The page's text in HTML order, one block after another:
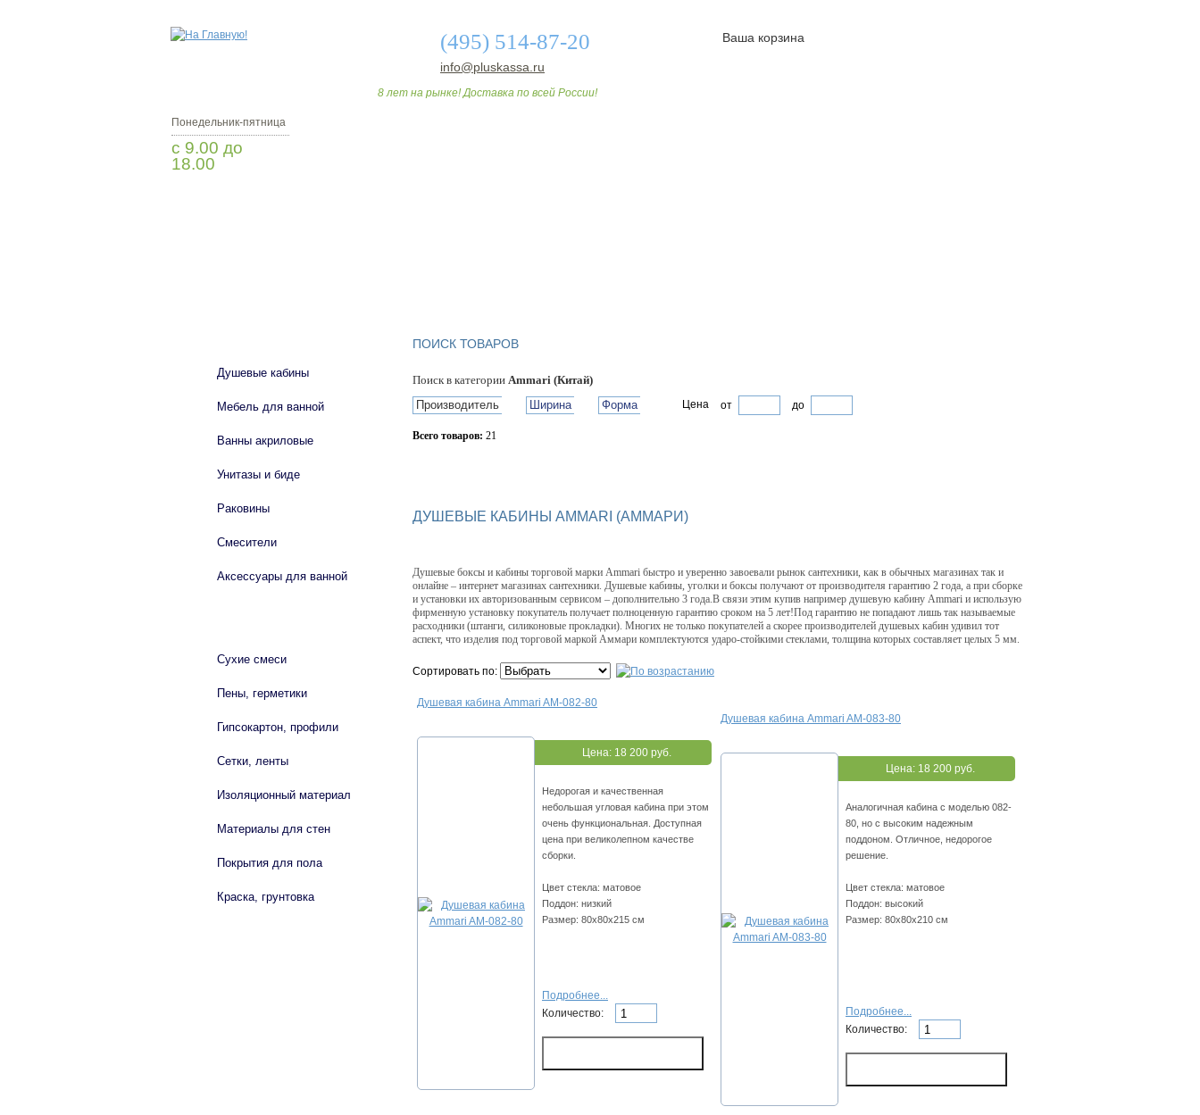
(495) 514-87-20
info@pluskassa.ru
8 лет на рынке! Доставка по всей России!
Ваша корзина
Понедельник-пятница
с 9.00 до
18.00
ПОИСК ТОВАРОВ
Поиск в категории Ammari (Китай)
Производитель
Ширина Форма Цена от до
Всего товаров: 21
ДУШЕВЫЕ КАБИНЫ AMMARI (АММАРИ)
Душевые боксы и кабины торговой марки Ammari быстро и уверенно завоевали рынок сантехники, как в обычных магазинах так и
онлайне – интернет магазинах сантехники. Душевые кабины, уголки и боксы получают от производителя гарантию 2 года, а при сборке
и установки их авторизованным сервисом – дополнительно 3 года.В связи этим купив например душевую кабину Ammari и использую
фирменную установку покупатель получает полноценную гарантию сроком на 5 лет!Под гарантию не попадают лишь так называемые
расходники (штанги, силиконовые прокладки). Многих не только покупателей а скорее производителей душевых кабин удивил тот
аспект, что изделия под торговой маркой Аммари комплектуются ударо-стойкими стеклами, толщина которых составляет целых 5 мм.
Сортировать по:
Душевая кабина Ammari AM-082-80
Цена: 18 200 руб.
Недорогая и качественная
небольшая угловая кабина при этом
очень функциональная. Доступная
цена при великолепном качестве
сборки.
Цвет стекла: матовое
Поддон: низкий
Размер: 80х80х215 см
Подробнее...
Количество:
Душевая кабина Ammari AM-083-80
Цена: 18 200 руб.
Аналогичная кабина с моделью 082-
80, но с высоким надежным
поддоном. Отличное, недорогое
решение.
Цвет стекла: матовое
Поддон: высокий
Размер: 80х80х210 см
Подробнее...
Количество:
Душевые кабины
Мебель для ванной
Ванны акриловые
Унитазы и биде
Раковины
Смесители
Аксессуары для ванной
Сухие смеси
Пены, герметики
Гипсокартон, профили
Сетки, ленты
Изоляционный материал
Материалы для стен
Покрытия для пола
Краска, грунтовка